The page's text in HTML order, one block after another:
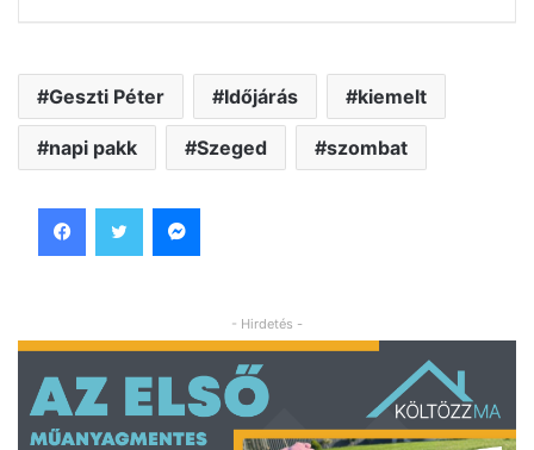
Geszti Péter Időjárás kiemelt
napi pakk Szeged szombat
- Hirdetés -